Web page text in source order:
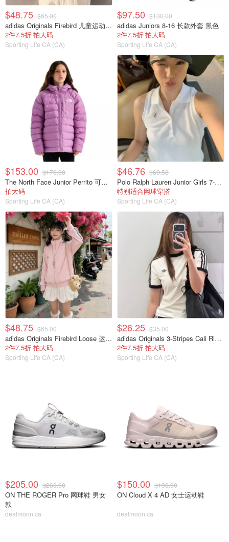
$48.75 $65.00
adidas Originals Firebird 儿童运动夹克 宽松款
2件7.5折 拍大码
Sporting Life CA (CA)
$97.50 $130.00
adidas Juniors 8-16 长款外套 黑色
2件7.5折 拍大码
Sporting Life CA (CA)
$153.00 $170.00
The North Face Junior Perrito 可翻转连帽夹克
拍大码
Sporting Life CA (CA)
$46.76 $69.50
Polo Ralph Lauren Junior Girls 7-16 无袖弹力网眼POLO衫
特别适合网球穿搭
Sporting Life CA (CA)
$48.75 $65.00
adidas Originals Firebird Loose 运动夹克 粉色
2件7.5折 拍大码
Sporting Life CA (CA)
$26.25 $35.00
adidas Originals 3-Stripes Cali Ringer 男童短袖T恤 白色
2件7.5折 拍大码
Sporting Life CA (CA)
$205.00 $260.00
ON THE ROGER Pro 网球鞋 男女
款
dealmoon.ca
$150.00 $190.00
ON Cloud X 4 AD 女士运动鞋
dealmoon.ca